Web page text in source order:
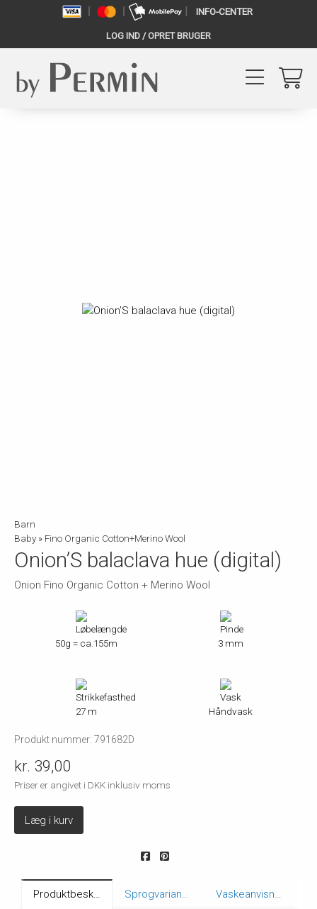
INFO-CENTER
LOG IND / OPRET BRUGER
Barn
Baby » Fino Organic Cotton+Merino Wool
Onion’S balaclava hue (digital)
Onion Fino Organic Cotton + Merino Wool
50g = ca.155m 3 mm
27 m Håndvask
Produkt nummer: 791682D
kr. 39,00
Priser er angivet i DKK inklusiv moms
Læg i kurv
Produktbeskrivelse Sprogvarianter Vaskeanvisning